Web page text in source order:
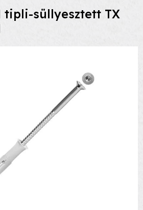
tipli-süllyesztett TX